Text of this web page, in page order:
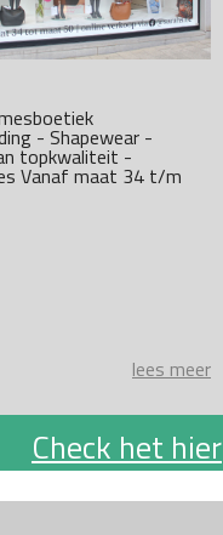
- Shapewear -
topkwaliteit -
Vanaf maat 34 t/m
lees meer
Check het hier